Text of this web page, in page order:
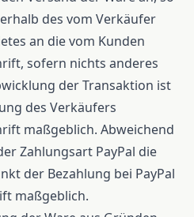
des vom Verkäufer
an die vom Kunden
sofern nichts anderes
der Transaktion ist
des Verkäufers
maßgeblich. Abweichend
Zahlungsart PayPal die
der Bezahlung bei PayPal
maßgeblich.